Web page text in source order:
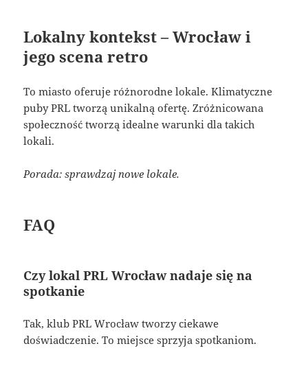
Lokalny kontekst – Wrocław i
jego scena retro
To miasto oferuje różnorodne lokale. Klimatyczne
puby PRL tworzą unikalną ofertę. Zróżnicowana
społeczność tworzą idealne warunki dla takich
lokali.
Porada: sprawdzaj nowe lokale.
FAQ
Czy lokal PRL Wrocław nadaje się na
spotkanie
Tak, klub PRL Wrocław tworzy ciekawe
doświadczenie. To miejsce sprzyja spotkaniom.